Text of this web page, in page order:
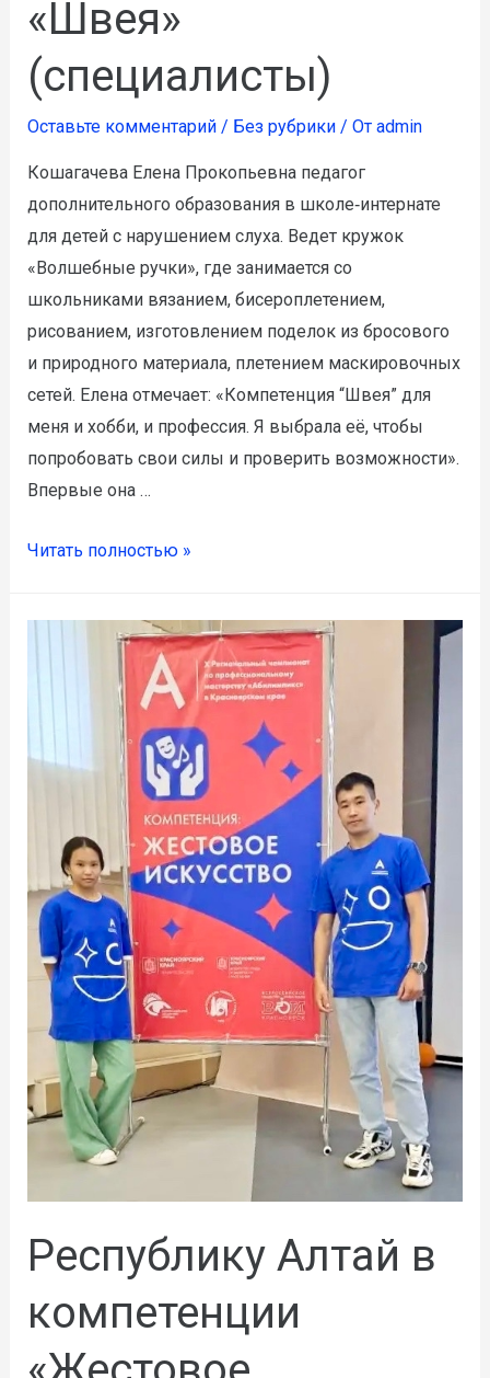
«Швея»
(специалисты)
Оставьте комментарий / Без рубрики/ От admin
Кошагачева Елена Прокопьевна педагог
дополнительного образования в школе‑интернате
для детей с нарушением слуха. Ведет кружок
«Волшебные ручки», где занимается со
школьниками вязанием, бисероплетением,
рисованием, изготовлением поделок из бросового
и природного материала, плетением маскировочных
сетей. Елена отмечает: «Компетенция “Швея” для
меня и хобби, и профессия. Я выбрала её, чтобы
попробовать свои силы и проверить возможности».
Впервые она …
Читать полностью »
Республику Алтай в
компетенции